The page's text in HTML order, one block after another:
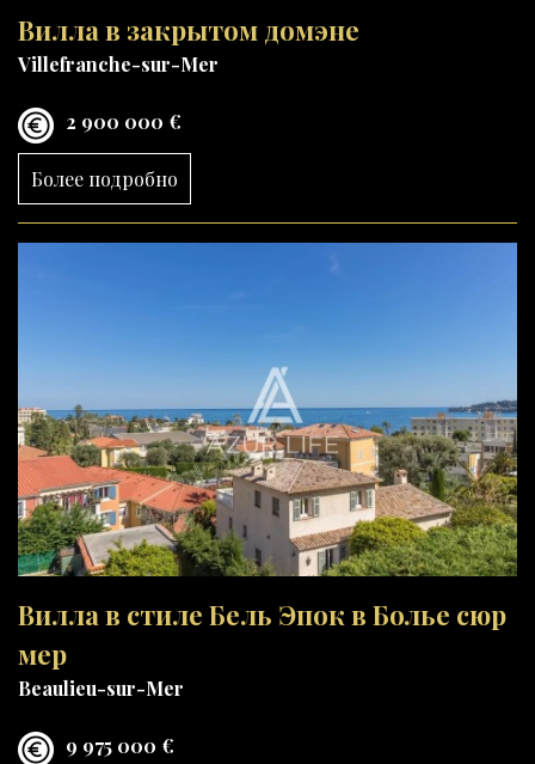
Вилла в закрытом домэне
Villefranche-sur-Mer
2 900 000 €
Более подробно
Вилла в стиле Бель Эпок в Болье сюр
мер
Beaulieu-sur-Mer
9 975 000 €